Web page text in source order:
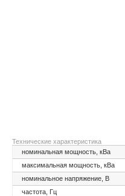
Технические характеристика
номинальная мощность, кВа
максимальная мощность, кВа
номинальное напряжение, В
частота, Гц